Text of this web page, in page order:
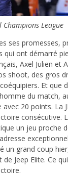
League
ses promesses,
qui ont démarré
Axel Julien et
shoot, des gros
Et que
du match,
20 points. La
consécutive.
un jeu proche
grand coup
Jeep Elite. Ce